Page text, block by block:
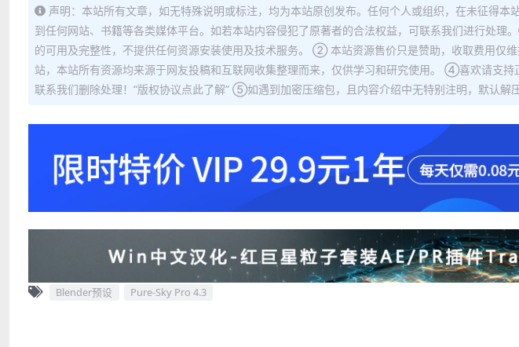
声明：本站所有文章，如无特殊说明或标注，均为本站原创发布。任何个人或组织，在未征得本
到任何网站、书籍等各类媒体平台。如若本站内容侵犯了原著者的合法权益，可联系我们进行处
的可用及完整性，不提供任何资源安装使用及技术服务。 ② 本站资源售价只是赞助，收取费用仅
站，本站所有资源均来源于网友投稿和互联网收集整理而来，仅供学习和研究使用。 ④喜欢请支
联系我们删除处理！“版权协议点此了解” ⑤如遇到加密压缩包，且内容介绍中无特别注明，默认
Blender预设 Pure-Sky Pro 4.3